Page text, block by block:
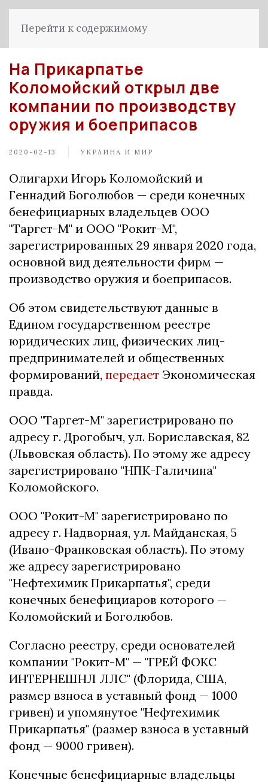
Перейти к содержимому
На Прикарпатье
Коломойский открыл две
компании по производству
оружия и боеприпасов
2020-02-13 УКРАИНА И МИР
Олигархи Игорь Коломойский и
Геннадий Боголюбов — среди конечных
бенефициарных владельцев ООО
"Таргет-М" и ООО "Рокит-М",
зарегистрированных 29 января 2020 года,
основной вид деятельности фирм —
производство оружия и боеприпасов.
Об этом свидетельствуют данные в
Едином государственном реестре
юридических лиц, физических лиц-
предпринимателей и общественных
формирований, передает Экономическая
правда.
ООО "Таргет-М" зарегистрировано по
адресу г. Дрогобыч, ул. Бориславская, 82
(Львовская область). По этому же адресу
зарегистрировано "НПК-Галичина"
Коломойского.
ООО "Рокит-М" зарегистрировано по
адресу г. Надворная, ул. Майданская, 5
(Ивано-Франковская область). По этому
же адресу зарегистрировано
"Нефтехимик Прикарпатья", среди
конечных бенефициаров которого —
Коломойский и Боголюбов.
Согласно реестру, среди основателей
компании "Рокит-М" — "ГРЕЙ ФОКС
ИНТЕРНЕШНЛ ЛЛС" (Флорида, США,
размер взноса в уставный фонд — 1000
гривен) и упомянутое "Нефтехимик
Прикарпатья" (размер взноса в уставный
фонд — 9000 гривен).
Конечные бенефициарные владельцы